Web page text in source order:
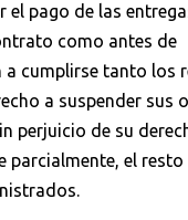
pago de las
como antes de
cumplirse tanto
a suspender
de su
el